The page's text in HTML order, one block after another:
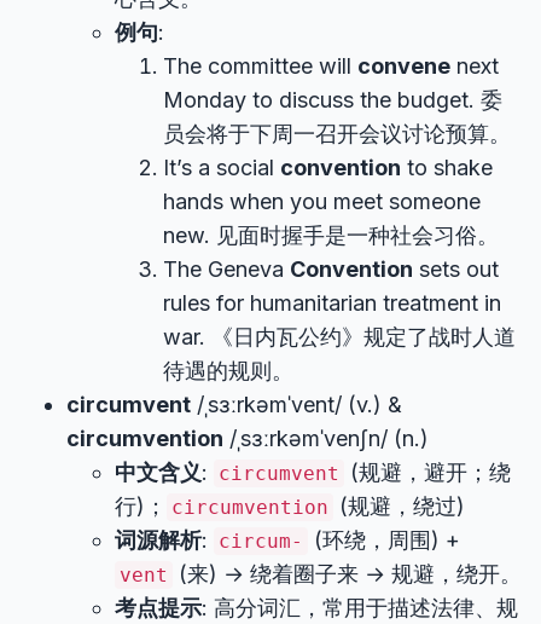
例句:
The committee will convene next
Monday to discuss the budget. 委
员会将于下周一召开会议讨论预算。
It’s a social convention to shake
hands when you meet someone
new. 见面时握手是一种社会习俗。
The Geneva Convention sets out
rules for humanitarian treatment in
war. 《日内瓦公约》规定了战时人道
待遇的规则。
circumvent /ˌsɜːrkəmˈvent/ (v.) &
circumvention /ˌsɜːrkəmˈvenʃn/ (n.)
中文含义: circumvent
(规避，避开；绕
行)；
circumvention
(规避，绕过)
词源解析: circum- (环绕，周围) +
vent
(来) → 绕着圈子来 → 规避，绕开。
考点提示: 高分词汇，常用于描述法律、规